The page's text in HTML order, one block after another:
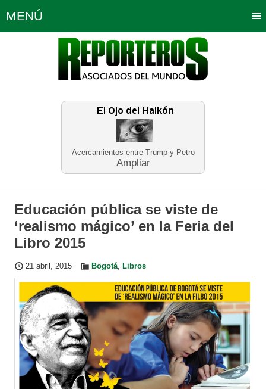
Acercamientos entre Trump y Petro
Ampliar
MENÚ
Política Opinión Bogotá
Planeta Tierra Deportes
Educación Neira
Educación pública se viste de
‘realismo mágico’ en la Feria del
Libro 2015
21 abril, 2015 Bogotá, Libros